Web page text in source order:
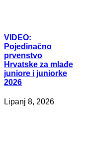
VIDEO:
Pojedinačno
prvenstvo
Hrvatske za mlađe
juniore i juniorke
2026
Lipanj 8, 2026